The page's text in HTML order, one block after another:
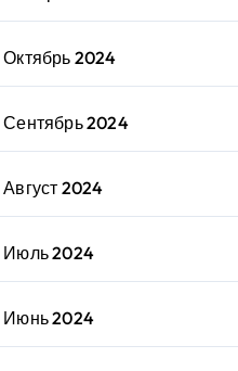
Октябрь 2024
Сентябрь 2024
Август 2024
Июль 2024
Июнь 2024